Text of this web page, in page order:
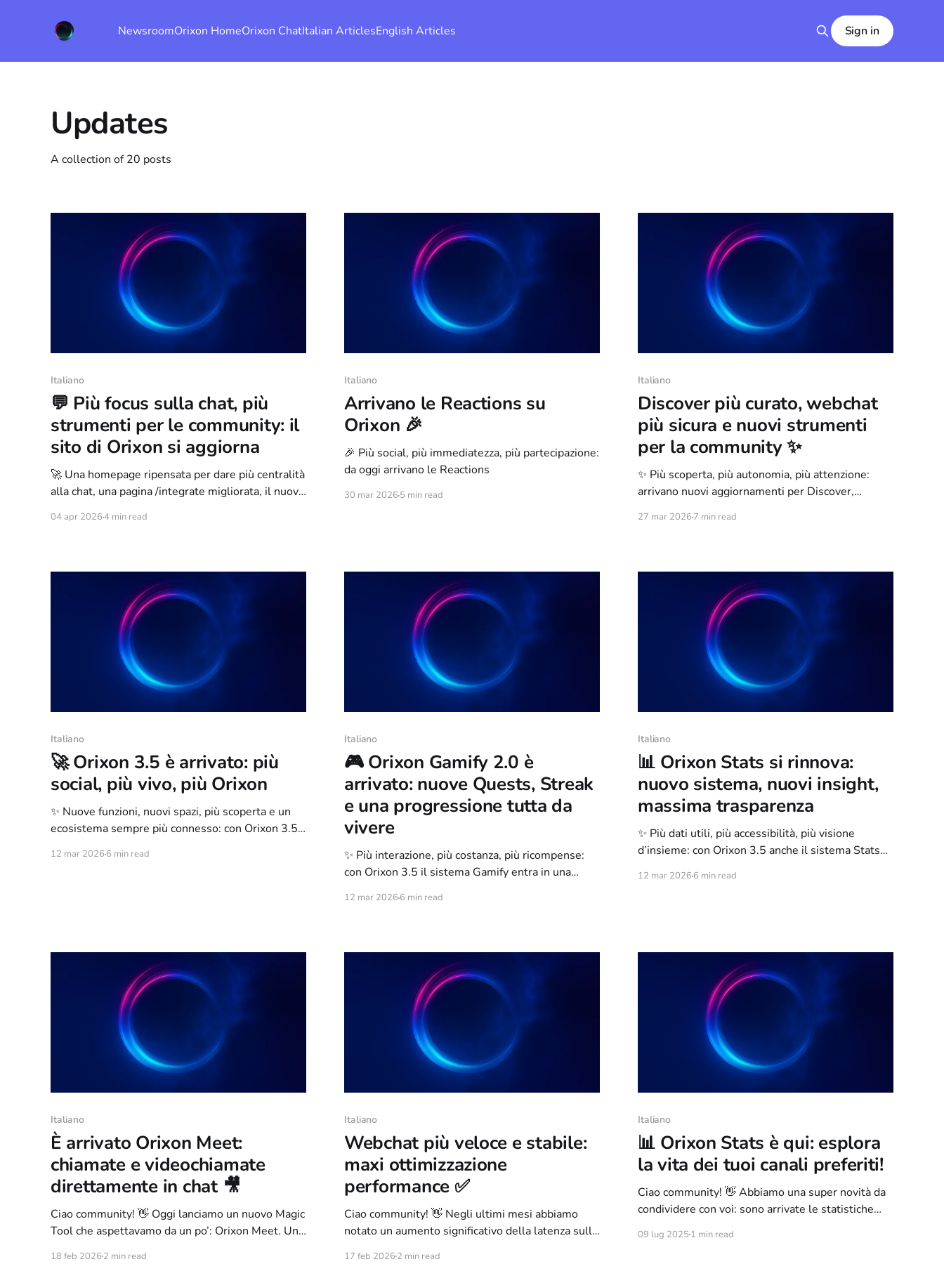
NewsroomOrixon HomeOrixon ChatItalian ArticlesEnglish Articles Sign in
Updates
A collection of 20 posts
Italiano
💬 Più focus sulla chat, più
strumenti per le community: il
sito di Orixon si aggiorna
🚀 Una homepage ripensata per dare più centralità
alla chat, una pagina /integrate migliorata, il nuovo
ecco tutte le novità del nuovo aggiornamento web
04 apr 20264 min read
Italiano
Arrivano le Reactions su
Orixon 🎉
🎉 Più social, più immediatezza, più partecipazione:
da oggi arrivano le Reactions
30 mar 20265 min read
Italiano
Discover più curato, webchat
più sicura e nuovi strumenti
per la community ✨
✨ Più scoperta, più autonomia, più attenzione:
arrivano nuovi aggiornamenti per Discover,
27 mar 20267 min read
Italiano
🚀 Orixon 3.5 è arrivato: più
social, più vivo, più Orixon
✨ Nuove funzioni, nuovi spazi, più scoperta e un
ecosistema sempre più connesso: con Orixon 3.5
12 mar 2026 6 min read
Italiano
🎮 Orixon Gamify 2.0 è
arrivato: nuove Quests, Streak
e una progressione tutta da
vivere
✨ Più interazione, più costanza, più ricompense:
con Orixon 3.5 il sistema Gamify entra in una
12 mar 20266 min read
Italiano
📊 Orixon Stats si rinnova:
nuovo sistema, nuovi insight,
massima trasparenza
✨ Più dati utili, più accessibilità, più visione
d’insieme: con Orixon 3.5 anche il sistema Stats
12 mar 20266 min read
Italiano
È arrivato Orixon Meet:
chiamate e videochiamate
direttamente in chat 🎥
Ciao community! 👋 Oggi lanciamo un nuovo Magic
Tool che aspettavamo da un po’: Orixon Meet. Un
18 feb 2026 2 min read
Italiano
Webchat più veloce e stabile:
maxi ottimizzazione
performance ✅
Ciao community! 👋 Negli ultimi mesi abbiamo
notato un aumento significativo della latenza sulla
17 feb 20262 min read
Italiano
📊 Orixon Stats è qui: esplora
la vita dei tuoi canali preferiti!
Ciao community! 👋 Abbiamo una super novità da
condividere con voi: sono arrivate le statistiche
curiosi! Da oggi puoi sbirciare quanti utenti ci sono,
09 lug 20251 min read